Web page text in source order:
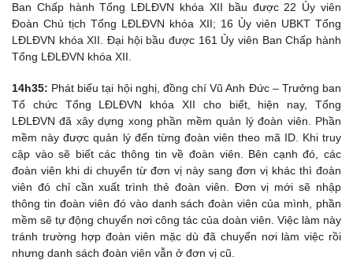
Ban Chấp hành Tổng LĐLĐVN khóa XII bầu được 22 Ủy viên
Đoàn Chủ tịch Tổng LĐLĐVN khóa XII; 16 Ủy viên UBKT Tổng
LĐLĐVN khóa XII. Đại hội bầu được 161 Ủy viên Ban Chấp hành
Tổng LĐLĐVN khóa XII.
14h35: Phát biểu tại hội nghị, đồng chí Vũ Anh Đức – Trưởng ban
Tổ chức Tổng LĐLĐVN khóa XII cho biết, hiện nay, Tổng
LĐLĐVN đã xây dựng xong phần mềm quản lý đoàn viên. Phần
mềm này được quản lý đến từng đoàn viên theo mã ID. Khi truy
cập vào sẽ biết các thông tin về đoàn viên. Bên cạnh đó, các
đoàn viên khi di chuyển từ đơn vị này sang đơn vị khác thì đoàn
viên đó chỉ cần xuất trình thẻ đoàn viên. Đơn vị mới sẽ nhập
thông tin đoàn viên đó vào danh sách đoàn viên của mình, phần
mềm sẽ tự động chuyển nơi công tác của doàn viên. Việc làm này
tránh trường hợp đoàn viên mặc dù đã chuyển nơi làm việc rồi
nhưng danh sách đoàn viên vẫn ở đơn vị cũ.